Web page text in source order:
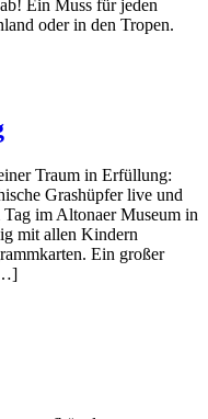
Ein Muss für jeden
oder in den Tropen.
Traum in Erfüllung:
Grashüpfer live und
im Altonaer Museum in
mit allen Kindern
Ein großer